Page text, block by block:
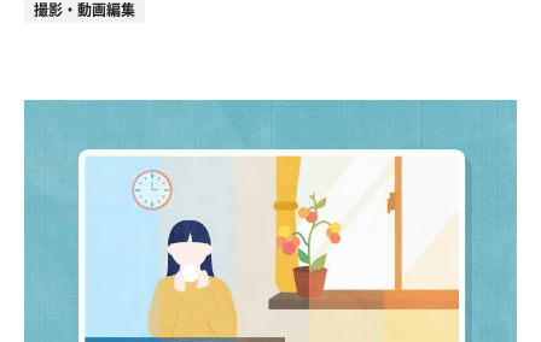
撮影・動画編集